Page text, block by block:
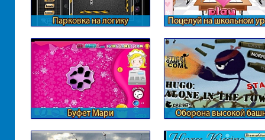
Парковка на логику Поцелуй на школьном
Буфет Мари Оборона высокой